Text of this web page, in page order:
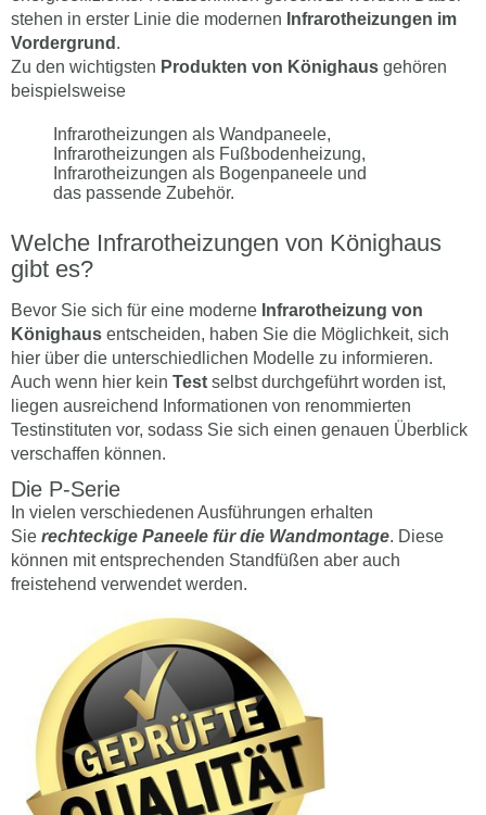
stehen in erster Linie die modernen Infrarotheizungen im
Vordergrund .
Zu den wichtigsten Produkten von Könighaus gehören
beispielsweise
Infrarotheizungen als Wandpaneele,
Infrarotheizungen als Fußbodenheizung,
Infrarotheizungen als Bogenpaneele und
das passende Zubehör.
Welche Infrarotheizungen von Könighaus
gibt es?
Bevor Sie sich für eine moderne Infrarotheizung von
Könighaus entscheiden, haben Sie die Möglichkeit, sich
hier über die unterschiedlichen Modelle zu informieren.
Auch wenn hier kein Test selbst durchgeführt worden ist,
liegen ausreichend Informationen von renommierten
Testinstituten vor, sodass Sie sich einen genauen Überblick
verschaffen können.
Die P-Serie
In vielen verschiedenen Ausführungen erhalten
Sie rechteckige Paneele für die Wandmontage. Diese
können mit entsprechenden Standfüßen aber auch
freistehend verwendet werden.